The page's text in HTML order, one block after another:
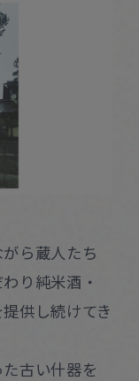
ら蔵人たち
り純米酒・
供し続けてき
古い什器を